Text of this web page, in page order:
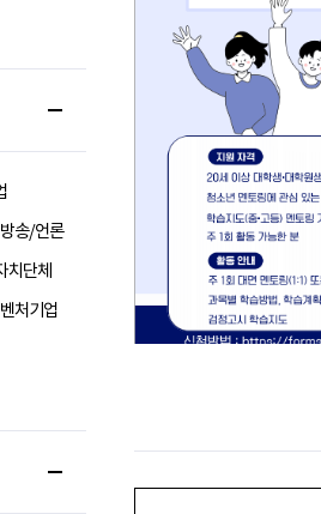
송/언론
치단체
처기업